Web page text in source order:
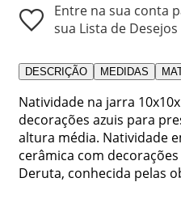
Entre na sua conta
sua Lista de Desejos
DESCRIÇÃO MEDIDAS
Natividade na jarra
decorações azuis para
altura média. Natividade
cerâmica com
Deruta, conhecida pelas